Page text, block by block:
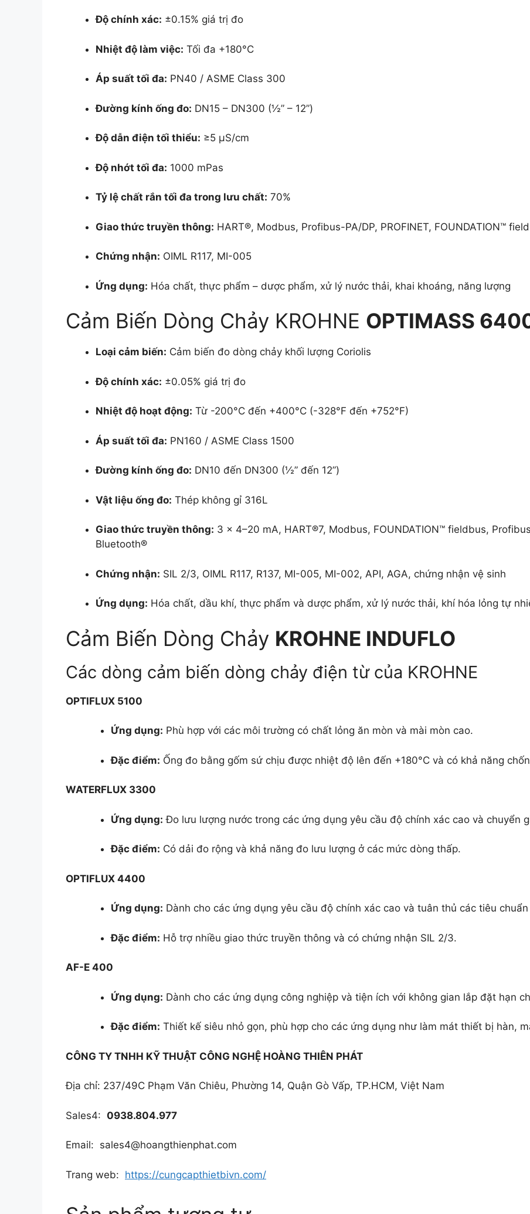
Độ chính xác: ±0.15% giá trị đo
Nhiệt độ làm việc: Tối đa +180°C
Áp suất tối đa: PN40 / ASME Class 300
Đường kính ống đo: DN15 – DN300 (½” – 12”)
Độ dẫn điện tối thiểu: ≥5 µS/cm
Độ nhớt tối đa: 1000 mPas
Tỷ lệ chất rắn tối đa trong lưu chất: 70%
Giao thức truyền thông: HART®, Modbus, Profibus-PA/DP, PROFINET, FOUNDATION™
Chứng nhận: OIML R117, MI-005
Ứng dụng: Hóa chất, thực phẩm – dược phẩm, xử lý nước thải, khai khoáng, năng lượng
Cảm Biến Dòng Chảy KROHNE OPTIMASS
Loại cảm biến: Cảm biến đo dòng chảy khối lượng Coriolis
Độ chính xác: ±0.05% giá trị đo
Nhiệt độ hoạt động: Từ -200°C đến +400°C (-328°F đến +752°F)
Áp suất tối đa: PN160 / ASME Class 1500
Đường kính ống đo: DN10 đến DN300 (½” đến 12”)
Vật liệu ống đo: Thép không gỉ 316L
Giao thức truyền thông: 3 x 4–20 mA, HART®7, Modbus, FOUNDATION™ fieldbus,
Bluetooth®
Chứng nhận: SIL 2/3, OIML R117, R137, MI-005, MI-002, API, AGA, chứng nhận vệ sinh
Ứng dụng: Hóa chất, dầu khí, thực phẩm và dược phẩm, xử lý nước thải, khí hóa lỏng tự
Cảm Biến Dòng Chảy KROHNE INDUFLO
Các dòng cảm biến dòng chảy điện từ của KROHNE
OPTIFLUX 5100
Ứng dụng: Phù hợp với các môi trường có chất lỏng ăn mòn và mài mòn cao.
Đặc điểm: Ống đo bằng gốm sứ chịu được nhiệt độ lên đến +180°C và có khả năng
WATERFLUX 3300
Ứng dụng: Đo lưu lượng nước trong các ứng dụng yêu cầu độ chính xác cao và chuyển
Đặc điểm: Có dải đo rộng và khả năng đo lưu lượng ở các mức dòng thấp.
OPTIFLUX 4400
Ứng dụng: Dành cho các ứng dụng yêu cầu độ chính xác cao và tuân thủ các tiêu
Đặc điểm: Hỗ trợ nhiều giao thức truyền thông và có chứng nhận SIL 2/3.
AF-E 400
Ứng dụng: Dành cho các ứng dụng công nghiệp và tiện ích với không gian lắp đặt hạn
Đặc điểm: Thiết kế siêu nhỏ gọn, phù hợp cho các ứng dụng như làm mát thiết bị hàn,
CÔNG TY TNHH KỸ THUẬT CÔNG NGHỆ HOÀNG THIÊN PHÁT
Địa chỉ: 237/49C Phạm Văn Chiêu, Phường 14, Quận Gò Vấp, TP.HCM, Việt Nam
Sales4: 0938.804.977
Email: sales4@hoangthienphat.com
Trang web: https://cungcapthietbivn.com/